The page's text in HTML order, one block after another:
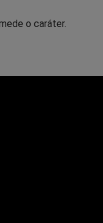
o caráter.